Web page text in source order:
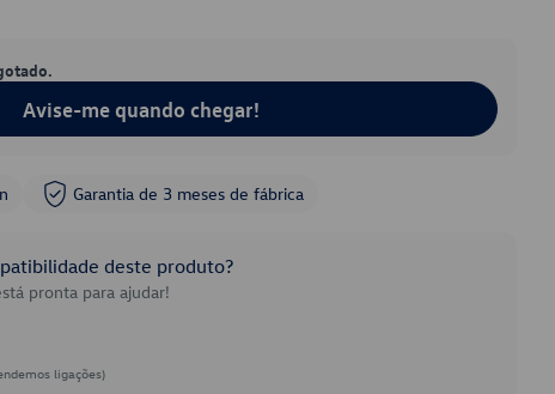
Avise-me quando chegar!
Garantia de 3 meses de fábrica
deste produto?
pronta para ajudar!
ligações)